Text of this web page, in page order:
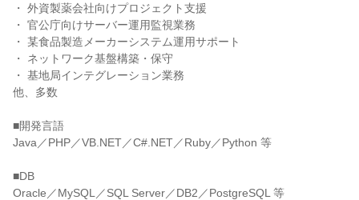
・ 外資製薬会社向けプロジェクト支援
・ 官公庁向けサーバー運用監視業務
・ 某食品製造メーカーシステム運用サポート
・ ネットワーク基盤構築・保守
・ 基地局インテグレーション業務
他、多数
■開発言語
Java／PHP／VB.NET／C#.NET／Ruby／Python 等
■DB
Oracle／MySQL／SQL Server／DB2／PostgreSQL 等